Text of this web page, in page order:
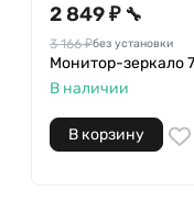
2 849 ₽ 🔧
3 166 ₽без установки
Монитор-зеркало
В наличии
В корзину